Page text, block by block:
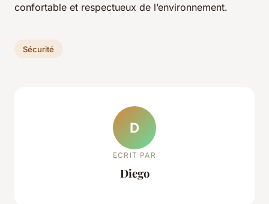
confortable et respectueux de l’environnement.
Sécurité
D
ECRIT PAR
Diego